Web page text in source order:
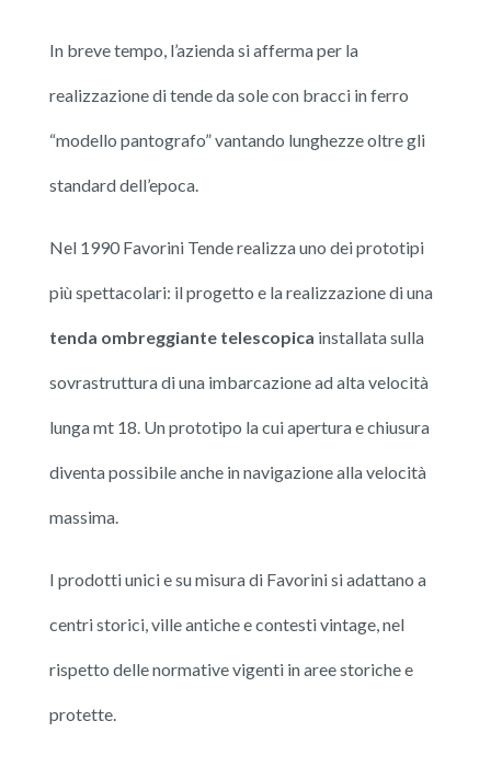
In breve tempo, l’azienda si afferma per la
realizzazione di tende da sole con bracci in ferro
“modello pantografo” vantando lunghezze oltre gli
standard dell’epoca.
Nel 1990 Favorini Tende realizza uno dei prototipi
più spettacolari: il progetto e la realizzazione di una
tenda ombreggiante telescopica installata sulla
sovrastruttura di una imbarcazione ad alta velocità
lunga mt 18. Un prototipo la cui apertura e chiusura
diventa possibile anche in navigazione alla velocità
massima.
I prodotti unici e su misura di Favorini si adattano a
centri storici, ville antiche e contesti vintage, nel
rispetto delle normative vigenti in aree storiche e
protette.